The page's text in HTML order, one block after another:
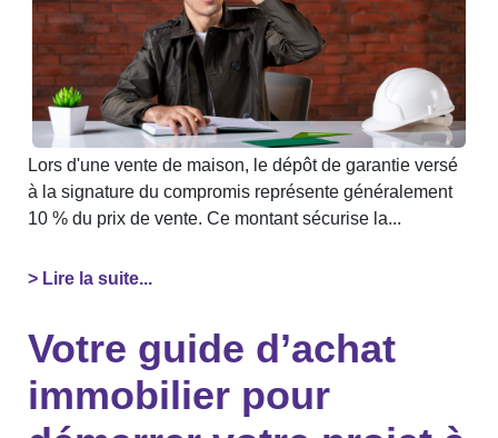
Lors d'une vente de maison, le dépôt de garantie versé
à la signature du compromis représente généralement
10 % du prix de vente. Ce montant sécurise la...
> Lire la suite...
Votre guide d’achat
immobilier pour